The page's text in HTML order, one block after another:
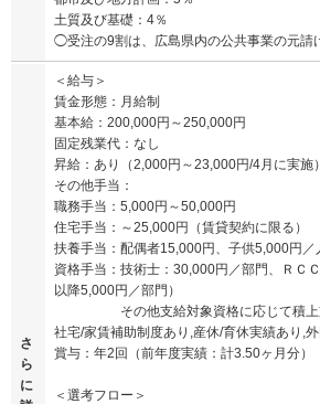
土質及び基礎：4％
◯受注の9割は、広島県内の公共事業の元請
さ
ら
に
＜給与＞
賃金形態：月給制
基本給：200,000円～250,000円
固定残業代：なし
昇給：あり（2,000円～23,000円/4月に実施）
その他手当：
職務手当：5,000円～50,000円
住宅手当：～25,000円（賃貸契約に限る）
扶養手当：配偶者15,000円、子供5,000円／
資格手当：技術士：30,000円／部門、ＲＣ
以降5,000円／部門）
その他支給対象資格に応じて積上
社宅/家賃補助制度あり,産休/育休実績あり,
賞与：年2回（前年度実績：計3.50ヶ月分）
＜選考フロー＞